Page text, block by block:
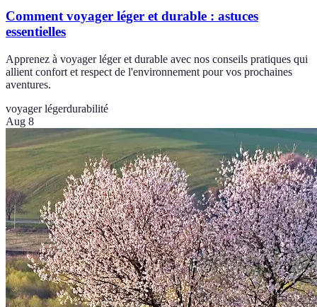
Comment voyager léger et durable : astuces
essentielles
Apprenez à voyager léger et durable avec nos conseils pratiques qui
allient confort et respect de l'environnement pour vos prochaines
aventures.
voyager légerdurabilité
Aug 8